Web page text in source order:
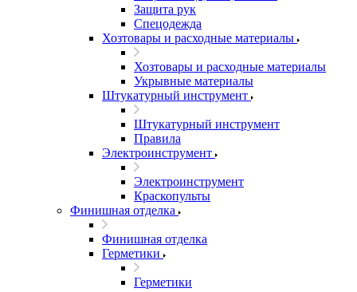
Защита рук
Спецодежда
Хозтовары и расходные материалы
Хозтовары и расходные материалы
Укрывные материалы
Штукатурный инструмент
Штукатурный инструмент
Правила
Электроинструмент
Электроинструмент
Краскопульты
Финишная отделка
Финишная отделка
Герметики
Герметики